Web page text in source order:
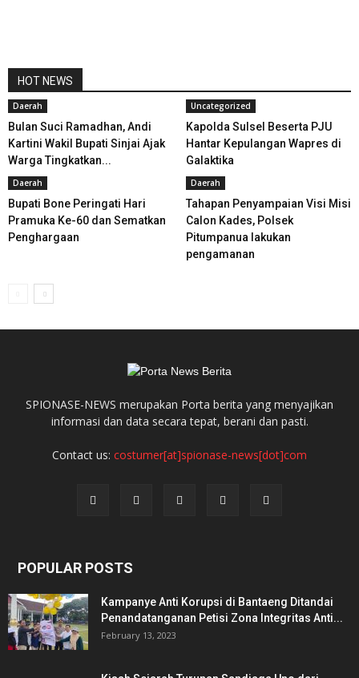
HOT NEWS
Daerah
Bulan Suci Ramadhan, Andi
Kartini Wakil Bupati Sinjai Ajak
Warga Tingkatkan...
Uncategorized
Kapolda Sulsel Beserta PJU
Hantar Kepulangan Wapres di
Galaktika
Daerah
Bupati Bone Peringati Hari
Pramuka Ke-60 dan Sematkan
Penghargaan
Daerah
Tahapan Penyampaian Visi Misi
Calon Kades, Polsek
Pitumpanua lakukan
pengamanan
SPIONASE-NEWS merupakan Porta berita yang menyajikan
informasi dan data secara tepat, berani dan pasti.
Contact us: costumer[at]spionase-news[dot]com
POPULAR POSTS
Kampanye Anti Korupsi di Bantaeng Ditandai
Penandatanganan Petisi Zona Integritas Anti...
February 13, 2023